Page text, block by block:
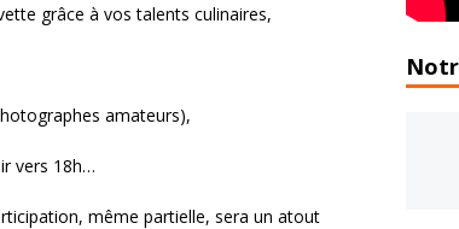
grâce à vos talents culinaires,
amateurs),
vers 18h…
même partielle, sera un atout